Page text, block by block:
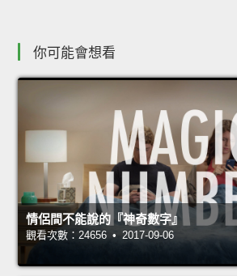
你可能會想看
情侶間不能說的『神奇數字』
觀看次數：24656 • 2017-09-06